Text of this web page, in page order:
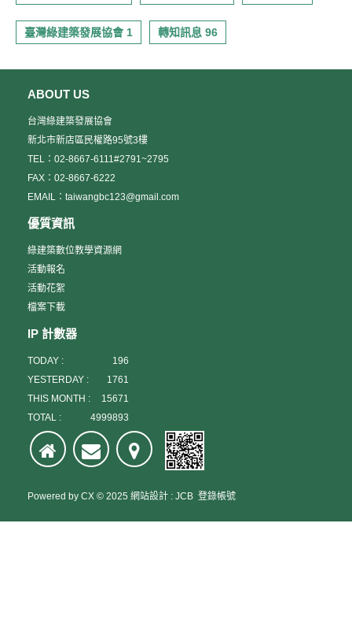
臺灣綠建築發展協會 1 轉知訊息 96
ABOUT US
台灣綠建築發展協會
新北市新店區民權路95號3樓
TEL：02-8667-6111#2791~2795
FAX：02-8667-6222
EMAIL：taiwangbc123@gmail.com
優質資訊
綠建築數位教學資源網
活動報名
活動花絮
檔案下載
IP 計數器
TODAY :
196
YESTERDAY :
1761
THIS MONTH :
15671
TOTAL :
4999893
Powered by CX © 2025 網站設計 : JCB 登錄帳號